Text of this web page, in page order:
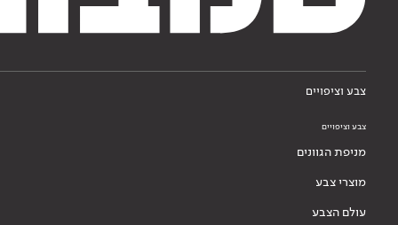
צבע וציפויים
צבע וציפויים
מניפת הגוונים
מוצרי צבע
עולם הצבע